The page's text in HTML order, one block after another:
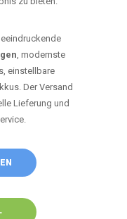
, modernste
einstellbare
Der Versand
Lieferung und